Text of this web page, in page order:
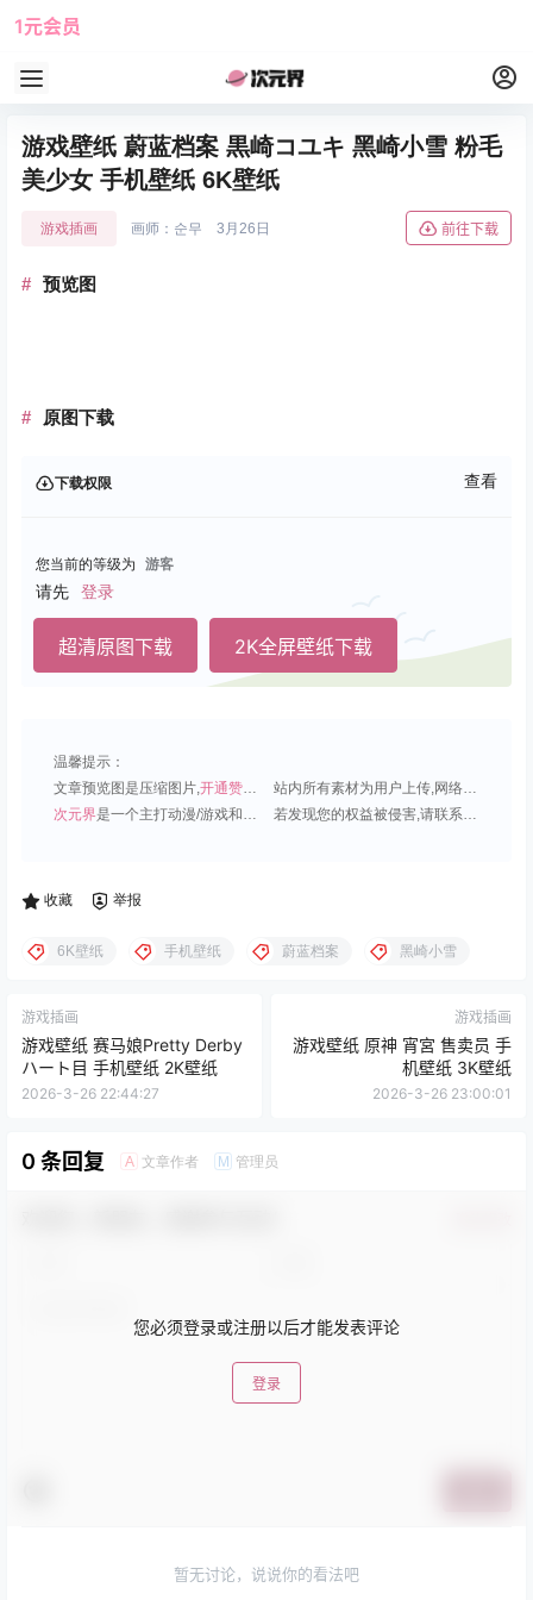
1元会员
游戏壁纸 蔚蓝档案 黒崎コユキ 黑崎小雪 粉毛
美少女 手机壁纸 6K壁纸
游戏插画 画师：순무 3月26日 前往下载
预览图
原图下载
下载权限 查看
您当前的等级为 游客
请先 登录
超清原图下载 2K全屏壁纸下载
温馨提示：
文章预览图是压缩图片,开通赞助会员 可免费下载超清原图;
站内所有素材为用户上传,网络分享或原创,请勿用于商业用途;
次元界是一个主打动漫/游戏和虚拟偶像角色的插画壁纸平台; 若发现您的权益被侵害,请联系QQ1815919191,我们尽快处理.
收藏 举报
6K壁纸 手机壁纸 蔚蓝档案 黑崎小雪
游戏插画
游戏壁纸 赛马娘Pretty Derby
ハート目 手机壁纸 2K壁纸
2026-3-26 22:44:27
游戏插画
游戏壁纸 原神 宵宮 售卖员 手
机壁纸 3K壁纸
2026-3-26 23:00:01
0 条回复 A 文章作者 M 管理员
您必须登录或注册以后才能发表评论
登录
暂无讨论，说说你的看法吧